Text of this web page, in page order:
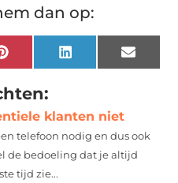
dan op:
Pinterest LinkedIn Email
klanten niet
telefoon nodig en dus ook
de bedoeling dat je altijd
tijd zie...